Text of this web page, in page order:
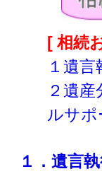
[ 相続
１遺
２遺
ルサ
１．遺言